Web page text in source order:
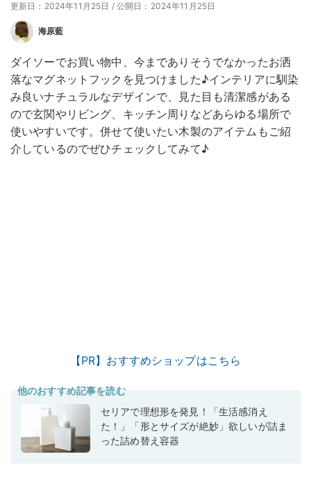
更新日：2024年11月25日 / 公開日：2024年11月25日
海原藍
ダイソーでお買い物中、今までありそうでなかったお洒
落なマグネットフックを見つけました♪インテリアに馴染
み良いナチュラルなデザインで、見た目も清潔感がある
ので玄関やリビング、キッチン周りなどあらゆる場所で
使いやすいです。併せて使いたい木製のアイテムもご紹
介しているのでぜひチェックしてみて♪
【PR】おすすめショップはこちら
他のおすすめ記事を読む
セリアで理想形を発見！「生活感消え
た！」「形とサイズが絶妙」欲しいが詰ま
った詰め替え容器